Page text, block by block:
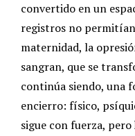
convertido en un
registros no
maternidad, la
sangran, que se
continúa siendo, una
encierro: físico,
sigue con fuerza,